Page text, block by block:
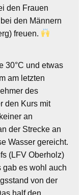
den Frauen
den Männern
freuen.
30°C und etwas
am letzten
des
den Kurs mit
an
der Strecke an
Wasser gereicht.
(LFV Oberholz)
gab es wohl auch
von der
half den